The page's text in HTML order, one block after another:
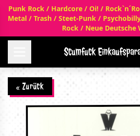
Punk Rock / Hardcore / Oi! /
Metal / Trash / Steet-Punk /
Rock / Neue Deutsche
Scumfuck
« Zurück